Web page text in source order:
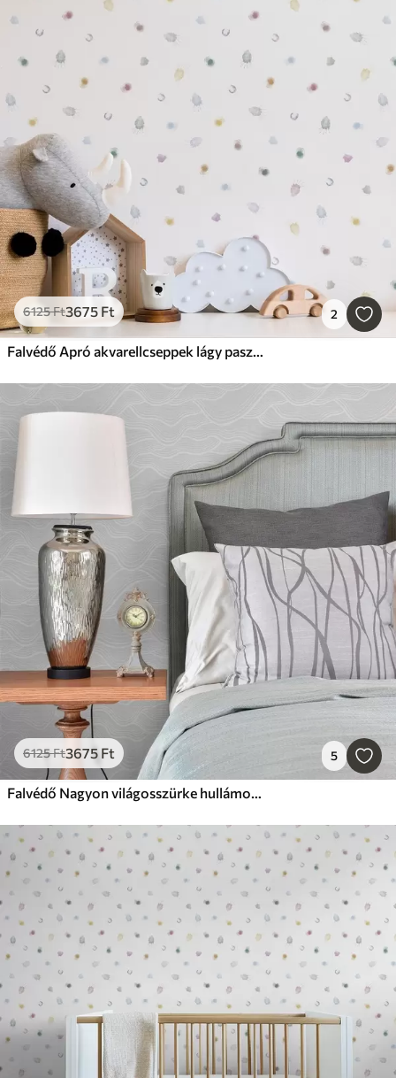
Mindent visszaállítani
6125Ft3675 Ft 2
Falvédő Apró akvarellcseppek lágy pasztell színpalettán
6125Ft3675 Ft 5
Falvédő Nagyon világosszürke hullámok finom vonalú ritmussal